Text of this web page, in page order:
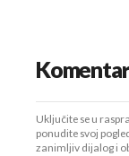
Uključite se u
ponudite svoj
zanimljiv dijalog i